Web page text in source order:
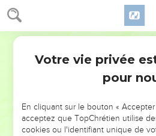
Hébreux 1
père, et il sera pour moi un fils ?
6 Et lorsqu'il introduit de nouveau
De plus, il dit des anges : Celui
vents, Et de ses serviteurs une
sceptre de ton règne est un
Tu as aimé la justice, et tu as haï
Votre vie privée
pour
En cliquant sur le bouton «
acceptez que TopChrétien utilise
cookies ou l'identifiant unique de